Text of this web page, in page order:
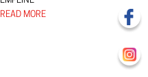
READ MORE